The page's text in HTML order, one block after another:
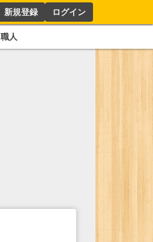
新規登録 ログイン
職人